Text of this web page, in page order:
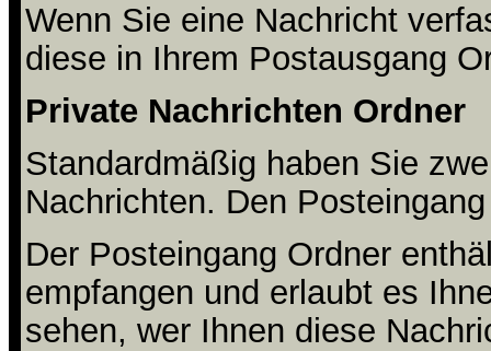
Wenn Sie eine Nachricht
diese in Ihrem Postausgang
Private Nachrichten Ordner
Standardmäßig haben Sie
Nachrichten. Den
Der Posteingang Ordner
empfangen und erlaubt es
sehen, wer Ihnen diese